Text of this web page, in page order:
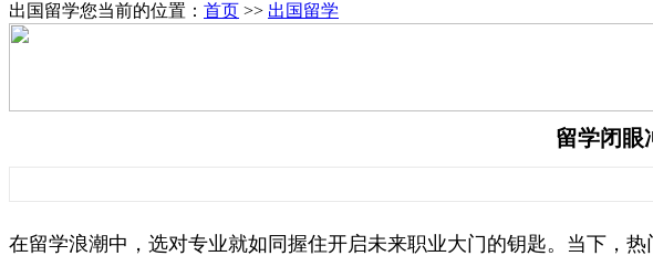
出国留学您当前的位置： 首页 >> 出国留学
留学闭眼
在留学浪潮中，选对专业就如同握住开启未来职业大门的钥匙。当下，